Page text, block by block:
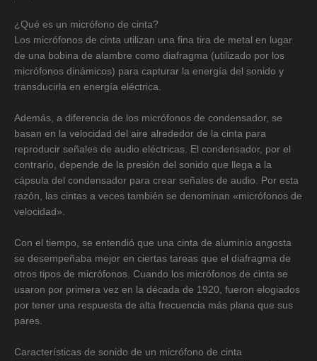
¿Qué es un micrófono de cinta?
Los micrófonos de cinta utilizan una fina tira de metal en lugar
de una bobina de alambre como diafragma (utilizado por los
micrófonos dinámicos) para capturar la energía del sonido y
transducirla en energía eléctrica.
Además, a diferencia de los micrófonos de condensador, se
basan en la velocidad del aire alrededor de la cinta para
reproducir señales de audio eléctricas. El condensador, por el
contrario, depende de la presión del sonido que llega a la
cápsula del condensador para crear señales de audio. Por esta
razón, las cintas a veces también se denominan «micrófonos de
velocidad».
Con el tiempo, se entendió que una cinta de aluminio angosta
se desempeñaba mejor en ciertas tareas que el diafragma de
otros tipos de micrófonos. Cuando los micrófonos de cinta se
usaron por primera vez en la década de 1920, fueron elogiados
por tener una respuesta de alta frecuencia más plana que sus
pares.
Características de sonido de un micrófono de cinta